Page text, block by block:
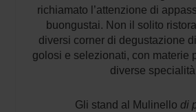
richiamato l’attenzione di
buongustai. Non il solito
diversi corner di degustazione di
golosi e selezionati, con materie
diverse
Gli stand al Mulinello di